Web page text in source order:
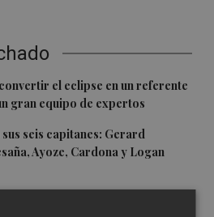
el eclipse en un referente
gran equipo de expertos
seis capitanes: Gerard
Ayoze, Cardona y Logan